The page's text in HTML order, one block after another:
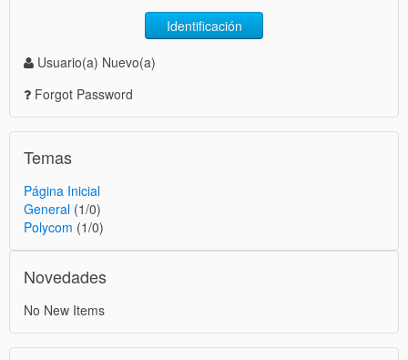
Identificación
Usuario(a) Nuevo(a)
Forgot Password
Temas
Página Inicial
General (1/0)
Polycom (1/0)
Novedades
No New Items